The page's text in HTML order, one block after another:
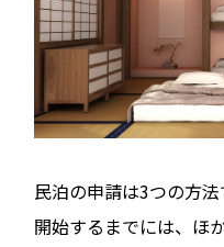
民泊の申請は3つの方
開始するまでには、ほ